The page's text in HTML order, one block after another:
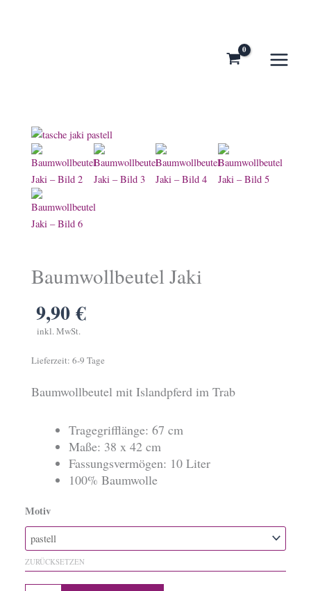
Baumwollbeutel Jaki
9,90€
inkl. MwSt.
Lieferzeit: 6-9 Tage
Baumwollbeutel mit Islandpferd im Trab
Tragegrifflänge: 67 cm
Maße: 38 x 42 cm
Fassungsvermögen: 10 Liter
100% Baumwolle
Motiv
ZURÜCKSETZEN
Baumwollbeutel
Jaki
Menge